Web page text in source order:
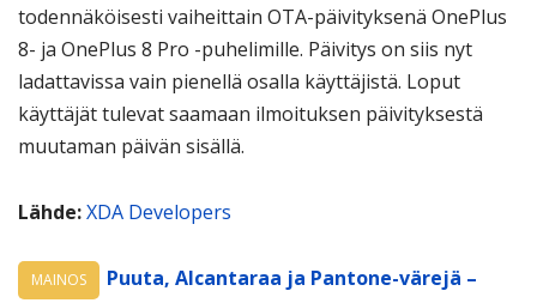
todennäköisesti vaiheittain OTA-päivityksenä OnePlus
8- ja OnePlus 8 Pro -puhelimille. Päivitys on siis nyt
ladattavissa vain pienellä osalla käyttäjistä. Loput
käyttäjät tulevat saamaan ilmoituksen päivityksestä
muutaman päivän sisällä.
Lähde:XDA Developers
MAINOS Puuta, Alcantaraa ja Pantone-värejä –